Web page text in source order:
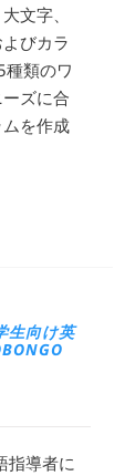
文字、
びカラ
類のワ
ズに合
を作成
生向け英
指導者に